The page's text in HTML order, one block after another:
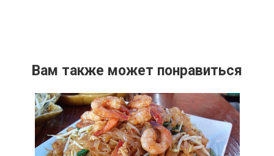
Вам также может понравиться